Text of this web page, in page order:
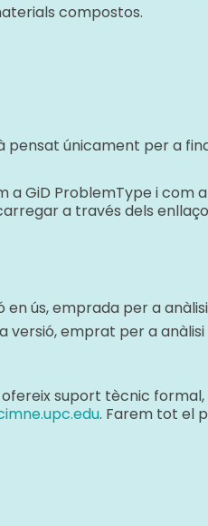
compostos.
pensat únicament per a
a GiD ProblemType i
a través dels
en ús, emprada per a
versió, emprat per a
suport tècnic
. Farem tot el